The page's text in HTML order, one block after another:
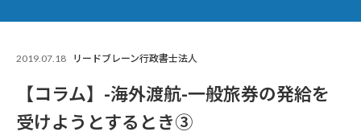
2019.07.18 リードブレーン行政書士法人
【コラム】-海外渡航-一般旅券の発給を
受けようとするとき③